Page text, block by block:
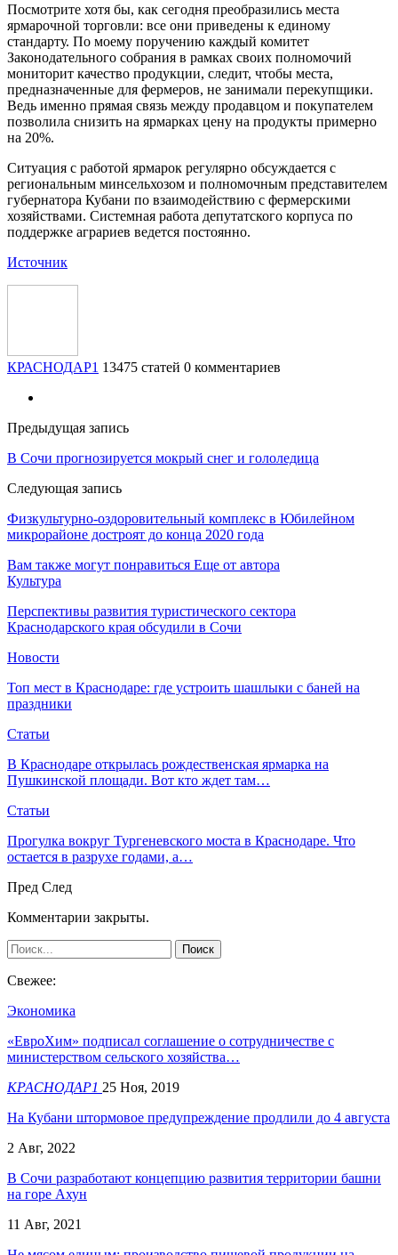
Посмотрите хотя бы, как сегодня преобразились места
ярмарочной торговли: все они приведены к единому
стандарту. По моему поручению каждый комитет
Законодательного собрания в рамках своих полномочий
мониторит качество продукции, следит, чтобы места,
предназначенные для фермеров, не занимали перекупщики.
Ведь именно прямая связь между продавцом и покупателем
позволила снизить на ярмарках цену на продукты примерно
на 20%.
Ситуация с работой ярмарок регулярно обсуждается с
региональным минсельхозом и полномочным представителем
губернатора Кубани по взаимодействию с фермерскими
хозяйствами. Системная работа депутатского корпуса по
поддержке аграриев ведется постоянно.
Источник
КРАСНОДАР1 13475 статей 0 комментариев
Предыдущая запись
В Сочи прогнозируется мокрый снег и гололедица
Следующая запись
Физкультурно-оздоровительный комплекс в Юбилейном
микрорайоне достроят до конца 2020 года
Вам также могут понравиться Еще от автора
Культура
Перспективы развития туристического сектора
Краснодарского края обсудили в Сочи
Новости
Топ мест в Краснодаре: где устроить шашлыки с баней на
праздники
Статьи
В Краснодаре открылась рождественская ярмарка на
Пушкинской площади. Вот кто ждет там…
Статьи
Прогулка вокруг Тургеневского моста в Краснодаре. Что
остается в разрухе годами, а…
Пред След
Комментарии закрыты.
Свежее:
Экономика
«ЕвроХим» подписал соглашение о сотрудничестве с
министерством сельского хозяйства…
КРАСНОДАР1 25 Ноя, 2019
На Кубани штормовое предупреждение продлили до 4 августа
2 Авг, 2022
В Сочи разработают концепцию развития территории башни
на горе Ахун
11 Авг, 2021